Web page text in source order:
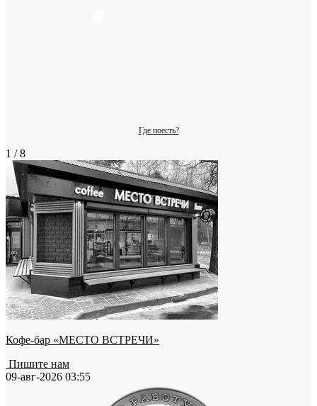
Где поесть?
1 / 8
Кофе-бар «МЕСТО ВСТРЕЧИ»
Пишите нам
09-авг-2026 03:55